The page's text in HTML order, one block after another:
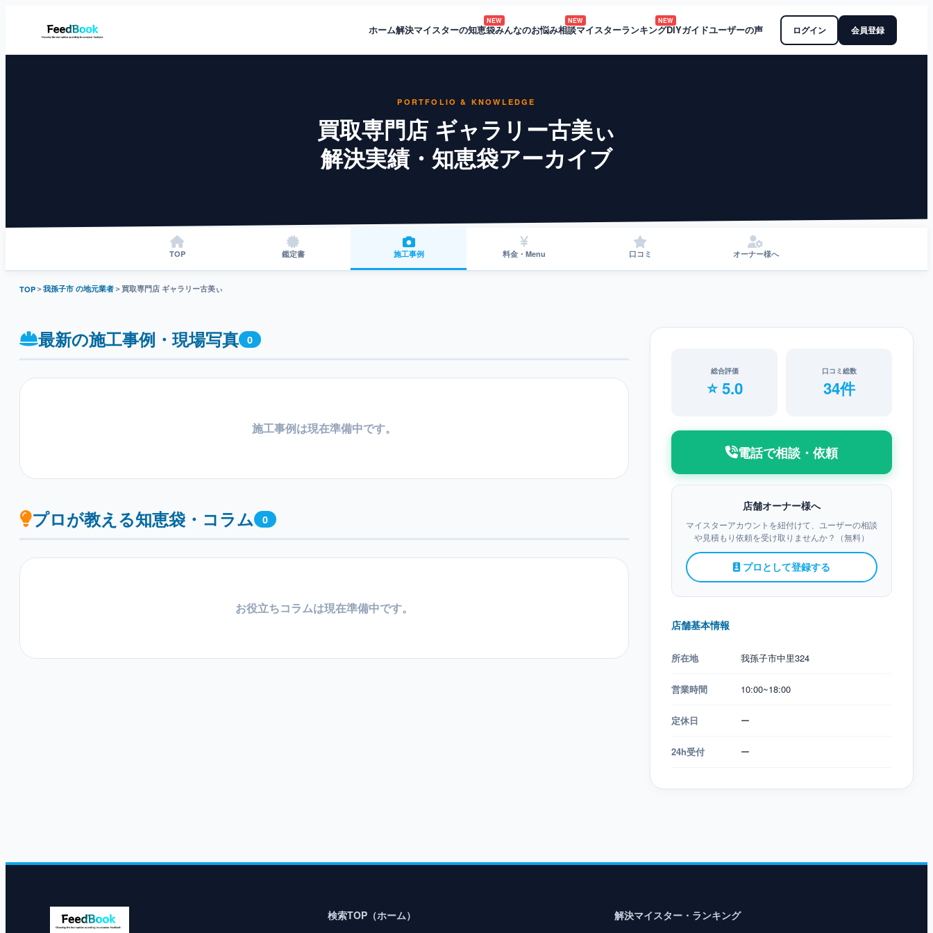
ホーム解決マイスターの知恵袋
NEW
みんなのお悩み相談
NEW
マイスターランキング
NEW
DIYガイドユーザーの声 ログイン 会員登録
PORTFOLIO & KNOWLEDGE
買取専門店 ギャラリー古美ぃ
解決実績・知恵袋アーカイブ
TOP 鑑定書 施工事例 料金・Menu 口コミ オーナー様へ
TOP＞我孫子市 の地元業者＞ 買取専門店 ギャラリー古美ぃ
最新の施工事例・現場写真 0
施工事例は現在準備中です。
プロが教える知恵袋・コラム 0
お役立ちコラムは現在準備中です。
総合評価
⭐ 5.0
口コミ総数
34件
電話で相談・依頼
店舗オーナー様へ
マイスターアカウントを紐付けて、ユーザーの相談
や見積もり依頼を受け取りませんか？（無料）
プロとして登録する
店舗基本情報
所在地 我孫子市中里324
営業時間 10:00~18:00
定休日 ー
24h受付 ー
検索TOP（ホーム）
解決マイスター・ランキング